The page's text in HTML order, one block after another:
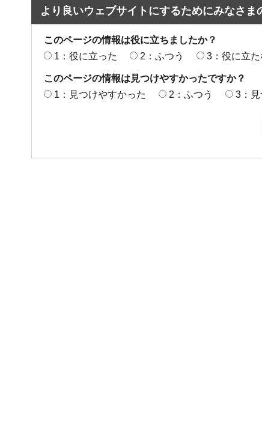
より良いウェブサイトにするためにみなさ
このページの情報は役に立ちましたか？
1：役に立った
2：ふつう 3：役に立た
このページの情報は見つけやすかったですか？
1：見つけやすかった
2：ふつう 3：見